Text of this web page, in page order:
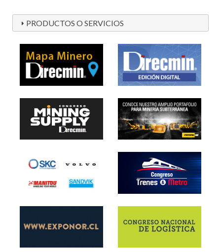
PRODUCTOS O SERVICIOS